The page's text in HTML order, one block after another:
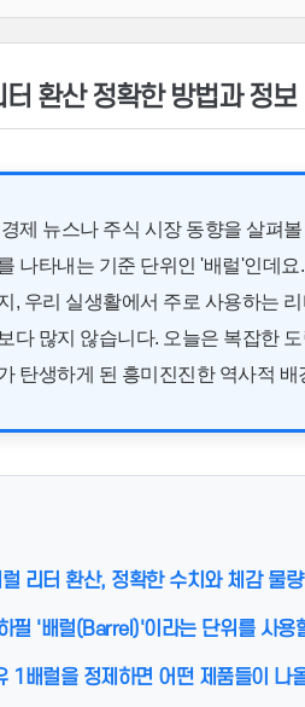
터 환산 정확한 방법과 정보
제 뉴스나 주식 시장 동향을 살펴
나타내는 기준 단위인 '배럴'인데
, 우리 실생활에서 주로 사용하는
다 많지 않습니다. 오늘은 복잡한
탄생하게 된 흥미진진한 역사적
리터 환산, 정확한 수치와 체감 물량
필 '배럴(Barrel)'이라는 단위를 사용
1배럴을 정제하면 어떤 제품들이 나